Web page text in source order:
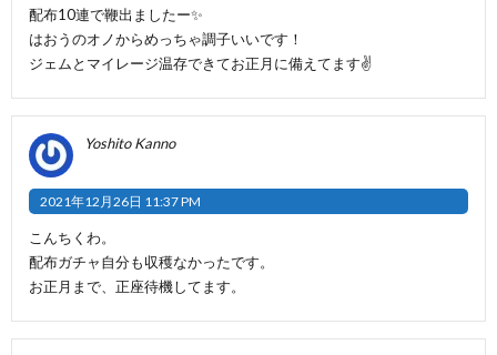
配布10連で鞭出ましたー✨
はおうのオノからめっちゃ調子いいです！
ジェムとマイレージ温存できてお正月に備えてます✌️
Yoshito Kanno
2021年12月26日 11:37 PM
こんちくわ。
配布ガチャ自分も収穫なかったです。
お正月まで、正座待機してます。